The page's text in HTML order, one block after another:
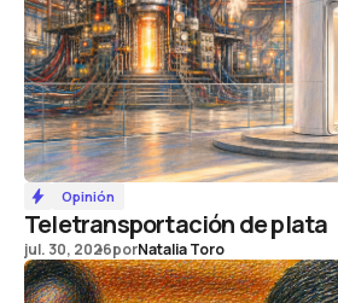
Opinión
Teletransportación de plata
jul. 30, 2026porNatalia Toro